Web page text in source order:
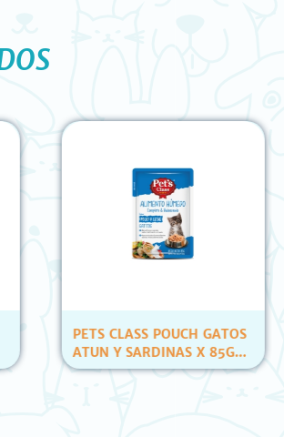
PETS CLASS POUCH GATOS
ATUN Y SARDINAS X 85GR
(12 UNID)